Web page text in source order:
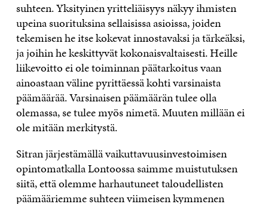
suhteen. Yksityinen yritteliäisyys näkyy ihmisten
upeina suorituksina sellaisissa asioissa, joiden
tekemisen he itse kokevat innostavaksi ja tärkeäksi,
ja joihin he keskittyvät kokonaisvaltaisesti. Heille
liikevoitto ei ole toiminnan päätarkoitus vaan
ainoastaan väline pyrittäessä kohti varsinaista
päämäärää. Varsinaisen päämäärän tulee olla
olemassa, se tulee myös nimetä. Muuten millään ei
ole mitään merkitystä.
Sitran järjestämällä vaikuttavuusinvestoimisen
opintomatkalla Lontoossa saimme muistutuksen
siitä, että olemme harhautuneet taloudellisten
päämääriemme suhteen viimeisen kymmenen